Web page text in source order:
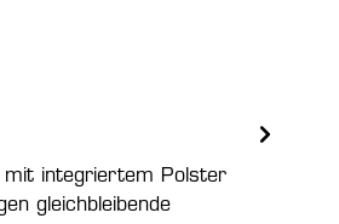
mit integriertem Polster
gleichbleibende